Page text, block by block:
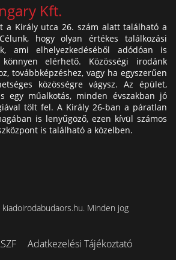
Kft.
a Király utca 26. szám alatt található a
hogy olyan értékes találkozási
ami elhelyezkedéséből adódóan is
elérhető. Közösségi irodánk
továbbképzéshez, vagy ha egyszerűen
közösségre vágysz. Az épület,
egy műalkotás, minden évszakban jó
tölt fel. A Király 26-ban a páratlan
is lenyűgöző, ezen kívül számos
is található a közelben.
Minden jog
Adatkezelési Tájékoztató